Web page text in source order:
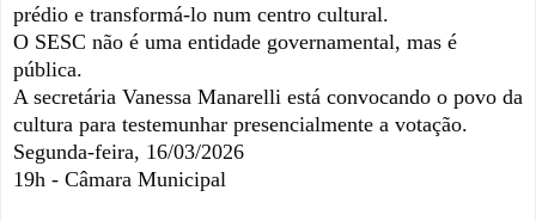
prédio e transformá-lo num centro cultural.
O SESC não é uma entidade governamental, mas é
pública.
A secretária Vanessa Manarelli está convocando o povo da
cultura para testemunhar presencialmente a votação.
Segunda-feira, 16/03/2026
19h - Câmara Municipal